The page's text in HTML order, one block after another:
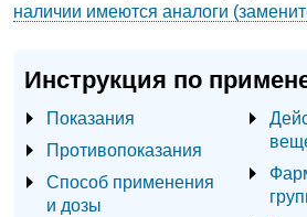
наличии имеются аналоги
Инструкция по
Показания
Противопоказания
Способ применения
и дозы